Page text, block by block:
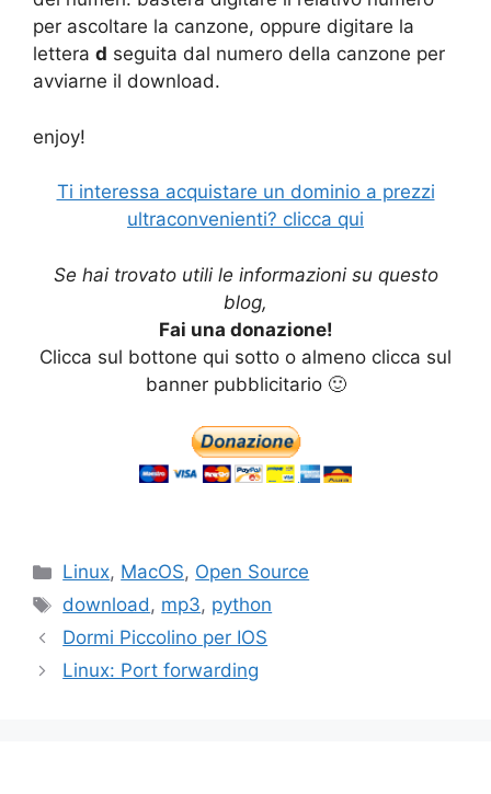
per ascoltare la canzone, oppure digitare la
lettera d seguita dal numero della canzone per
avviarne il download.
enjoy!
Ti interessa acquistare un dominio a prezzi
ultraconvenienti? clicca qui
Se hai trovato utili le informazioni su questo
blog,
Fai una donazione!
Clicca sul bottone qui sotto o almeno clicca sul
banner pubblicitario 🙂
Categorie
Linux, MacOS, Open Source
Tag
download, mp3, python
Dormi Piccolino per IOS
Linux: Port forwarding